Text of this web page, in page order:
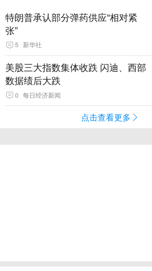
特朗普承认部分弹药供应“相对紧
张”
5 新华社
美股三大指数集体收跌 闪迪、西部
数据绩后大跌
0 每日经济新闻
点击查看更多